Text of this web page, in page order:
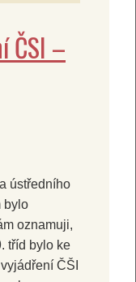
ČSI –
ústředního
bylo
oznamuji,
tříd bylo ke
ČŠI